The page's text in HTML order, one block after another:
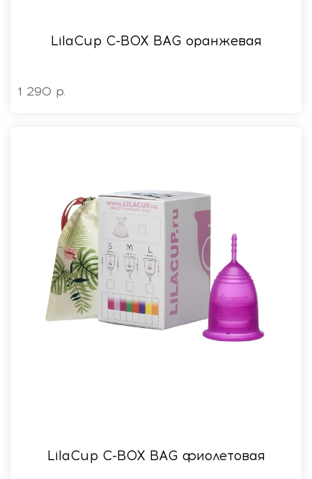
LilaСup C-BOX BAG оранжевая
1 290 р.
LilaСup C-BOX BAG фиолетовая